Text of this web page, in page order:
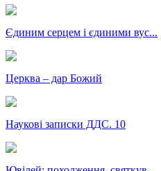
Єдиним серцем і єдиними вус...
Церква – дар Божий
Наукові записки ДДС. 10